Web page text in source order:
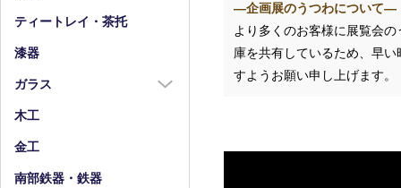
―企画展のうつわについて―
より多くのお客様に展覧会
庫を共有しているため、早
すようお願い申し上げます。
箸
箸置
ティートレイ・茶托
漆器
ガラス
ガラス全商品
グラス
ガラス皿
木工
金工
南部鉄器・鉄器